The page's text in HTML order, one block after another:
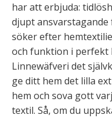
har att erbjuda:
djupt ansvarstagande
söker efter
och funktion i perfekt
Linnewäfveri det
ge ditt hem det lilla
hem och sova gott
textil. Så, om du